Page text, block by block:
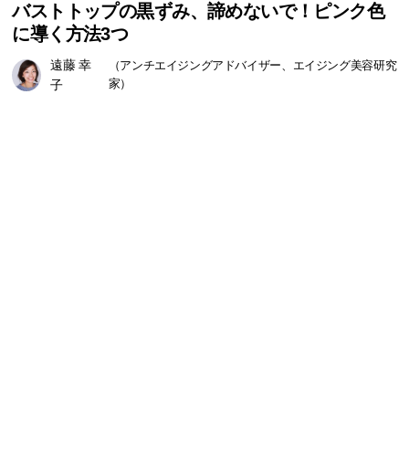
バストトップの黒ずみ、諦めないで！ピンク色
に導く方法3つ
遠藤 幸
子
（アンチエイジングアドバイザー、エイジング美容研究
家）